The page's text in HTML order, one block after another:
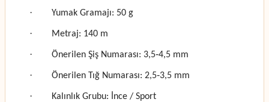
· Yumak Gramajı: 50 g
· Metraj: 140 m
· Önerilen Şiş Numarası: 3,5‑4,5 mm
· Önerilen Tığ Numarası: 2,5‑3,5 mm
· Kalınlık Grubu: İnce / Sport